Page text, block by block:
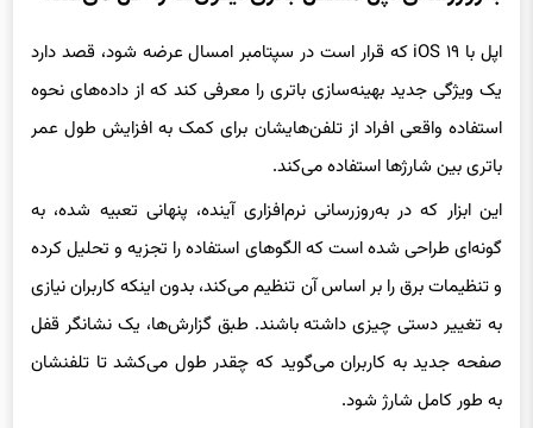
اپل با iOS ۱۹ که قرار است در سپتامبر امسال عرضه شود، قصد دارد
یک ویژگی جدید بهینه‌سازی باتری را معرفی کند که از داده‌های نحوه
استفاده واقعی افراد از تلفن‌هایشان برای کمک به افزایش طول عمر
باتری بین شارژها استفاده می‌کند.
این ابزار که در به‌روزرسانی نرم‌افزاری آینده، پنهانی تعبیه شده، به
گونه‌ای طراحی شده است که الگوهای استفاده را تجزیه و تحلیل کرده
و تنظیمات برق را بر اساس آن تنظیم می‌کند، بدون اینکه کاربران نیازی
به تغییر دستی چیزی داشته باشند. طبق گزارش‌ها، یک نشانگر قفل
صفحه جدید به کاربران می‌گوید که چقدر طول می‌کشد تا تلفنشان
به طور کامل شارژ شود.